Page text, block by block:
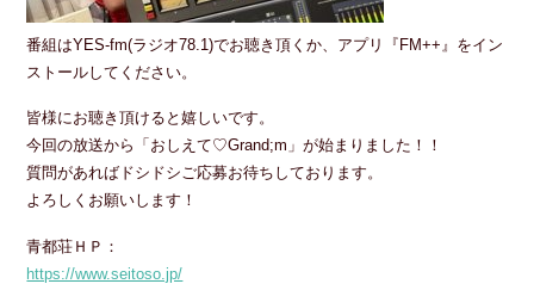
番組はYES-fm(ラジオ78.1)でお聴き頂くか、アプリ『FM++』をイン
ストールしてください。
皆様にお聴き頂けると嬉しいです。
今回の放送から「おしえて♡Grand;m」が始まりました！！
質問があればドシドシご応募お待ちしております。
よろしくお願いします！
青都荘ＨＰ：
https://www.seitoso.jp/